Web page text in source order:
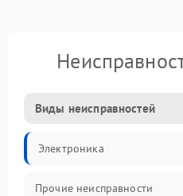
Виды неисправностей
Электроника
Прочие неисправности